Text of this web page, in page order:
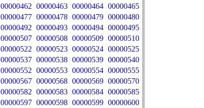
00000462 00000463 00000464 00000465
00000477 00000478 00000479 00000480
00000492 00000493 00000494 00000495
00000507 00000508 00000509 00000510
00000522 00000523 00000524 00000525
00000537 00000538 00000539 00000540
00000552 00000553 00000554 00000555
00000567 00000568 00000569 00000570
00000582 00000583 00000584 00000585
00000597 00000598 00000599 00000600